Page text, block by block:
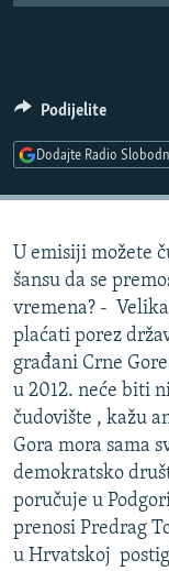
SPECIJALI RSE
VIŠE OD NASLOVA
TV LIBERTY
POST SCRIPTUM
MOJA EVROPA
TRI DECENIJE OD
SVE KARTE DEJTONA
NASTANAK I RASPAD
PRATITE NAS
Sve RFE/RL
Podijelite
Dodajte Radio
U emisiji možete
šansu da se
vremena? -
plaćati porez
građani Crne
u 2012. neće biti
čudovište , kažu
Gora mora sama
demokratsko
poručuje u
prenosi Predrag
u Hrvatskoj